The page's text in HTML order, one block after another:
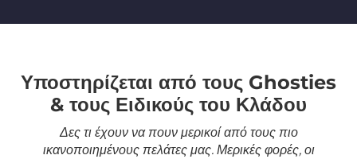
Υποστηρίζεται από τους Ghosties
& τους Ειδικούς του Κλάδου
Δες τι έχουν να πουν μερικοί από τους πιο
ικανοποιημένους πελάτες μας. Μερικές φορές, οι